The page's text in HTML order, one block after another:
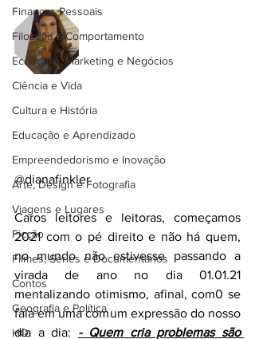
Finanças Pessoais
Filosofia e Comportamento
Economia, Marketing e Negócios
Ciência e Vida
Cultura e História
Educação e Aprendizado
Empreendedorismo e Inovação
Arte, Design e Fotografia
Viagens e Lugares
Ficção
Filmes, Séries e Documentários
Contos
Geografia e Política
HQ
@dianafinkler
Caros leitores e leitoras, começamos
2021 com o pé direito e não há quem,
no mundo não estivesse passando a
virada de ano no dia 01.01.21
mentalizando otimismo, afinal, com0 se
fala em uma comum expressão do nosso
dia a dia: - Quem cria problemas são